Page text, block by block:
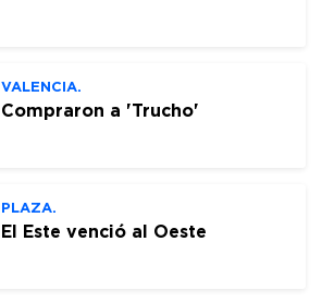
VALENCIA.
Compraron a 'Trucho'
PLAZA.
El Este venció al Oeste